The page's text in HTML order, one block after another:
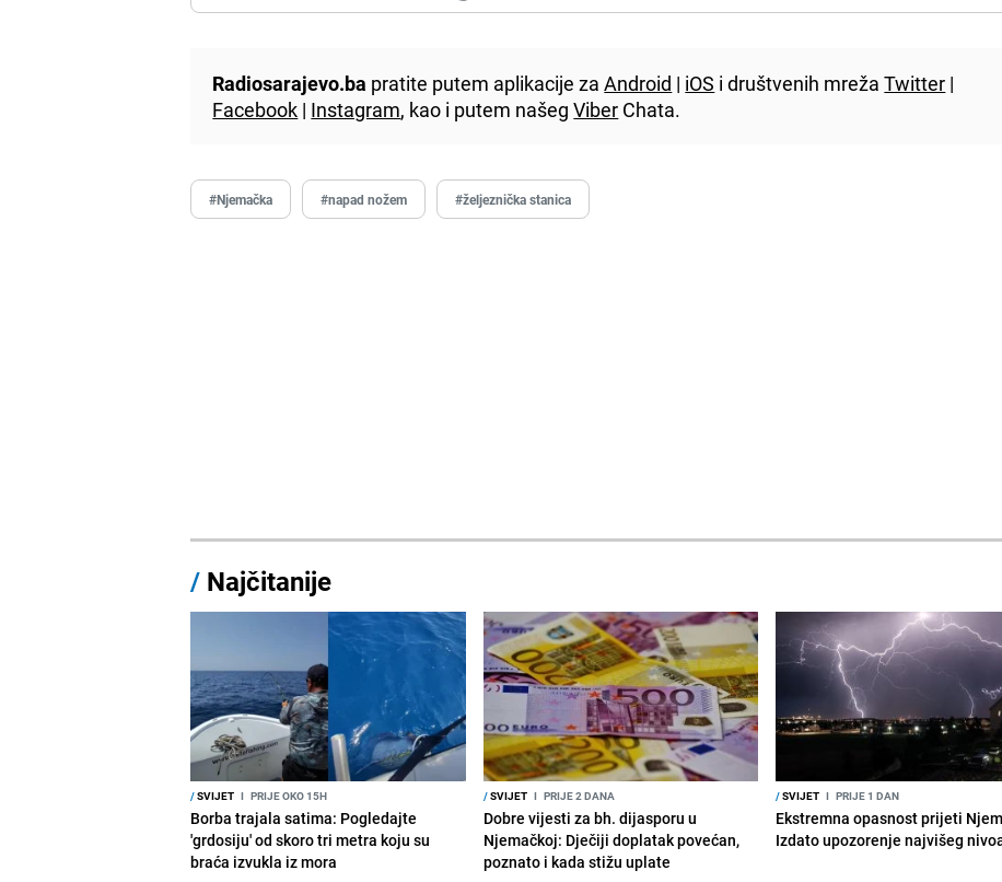
Radiosarajevo.ba pratite putem aplikacije zaAndroid | iOS i društvenih mrežaTwitter |
Facebook | Instagram, kao i putem našegViber Chata.
#Njemačka #napad nožem #željeznička stanica
/ Najčitanije
/SVIJET I PRIJE OKO 15H
Borba trajala satima: Pogledajte
'grdosiju' od skoro tri metra koju su
braća izvukla iz mora
/SVIJET I PRIJE 2 DANA
Dobre vijesti za bh. dijasporu u
Njemačkoj: Dječiji doplatak povećan,
poznato i kada stižu uplate
/SVIJET I PRIJE 1 DAN
Ekstremna opasnost prijeti
Izdato upozorenje najvišeg